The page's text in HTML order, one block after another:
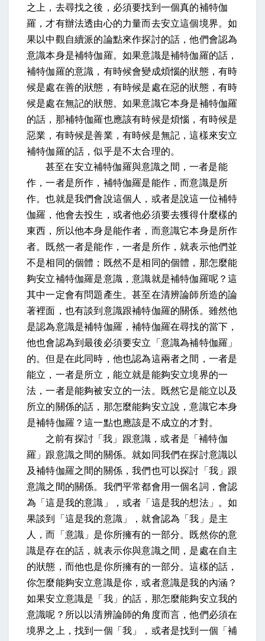
之上，去尋找之後，必須要找到一個真的補特伽
羅，才有辦法透由心的力量而去安立這個境界。如
果以中觀自續派的論點來作探討的話，他們會認為
意識本身是補特伽羅。如果意識是補特伽羅的話，
補特伽羅的意識，有時候會變成煩惱的狀態，有時
候是處在善的狀態，有時候是處在惡的狀態，有時
候是處在無記的狀態。如果意識它本身是補特伽羅
的話，那補特伽羅也應該有時候是煩惱，有時候是
惡業，有時候是善業，有時候是無記，這樣來安立
補特伽羅的話，似乎是不太合理的。
甚至在安立補特伽羅與意識之間，一者是能
作，一者是所作，補特伽羅是能作，而意識是所
作。也就是我們會說這個人，或者是說這一位補特
伽羅，他會去投生，或者他必須要去獲得什麼樣的
東西，所以他本身是能作者，而意識它本身是所作
者。既然一者是能作，一者是所作，就表示他們並
不是相同的個體；既然不是相同的個體，那怎麼能
夠安立補特伽羅是意識，意識就是補特伽羅呢？這
其中一定會有問題產生。甚至在清辨論師所造的論
著裡面，也有談到意識跟補特伽羅的關係。雖然他
是認為意識是補特伽羅，補特伽羅在尋找的當下，
他也會認為到最後必須要安立「意識為補特伽羅」
的。但是在此同時，他也認為這兩者之間，一者是
能立，一者是所立，能立就是能夠安立境界的一
法，一者是能夠被安立的一法。既然它是能立以及
所立的關係的話，那怎麼能夠安立說，意識它本身
是補特伽羅？這一點也應該是不成立的才對。
之前有探討「我」跟意識，或者是「補特伽
羅」跟意識之間的關係。就如同我們在探討意識以
及補特伽羅之間的關係，我們也可以探討「我」跟
意識之間的關係。我們平常都會用一個名詞，會認
為「這是我的意識」，或者「這是我的想法」。如
果談到「這是我的意識」，就會認為「我」是主
人，而「意識」是你所擁有的一部分。既然你的意
識是存在的話，就表示你與意識之間，是處在自主
的狀態，而他也是你所擁有的一部分。這樣的話，
你怎麼能夠安立意識是你，或者意識是我的內涵？
如果安立意識是「我」的話，那怎麼能夠安立我的
意識呢？所以以清辨論師的角度而言，他們必須在
境界之上，找到一個「我」，或者是找到一個「補